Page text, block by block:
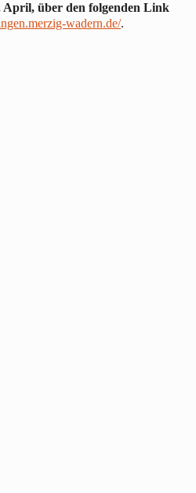
April, über den folgenden Link
wadern.de/.